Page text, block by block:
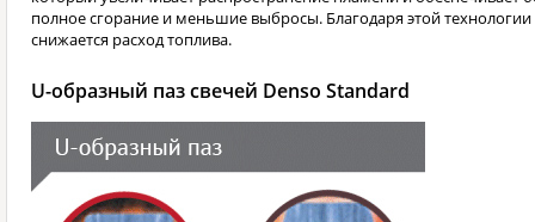
полное сгорание и меньшие выбросы. Благодаря этой технологии
снижается расход топлива.
U-образный паз свечей Denso Standard